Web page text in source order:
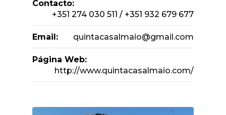
Contacto:
+351 274 030 511 / +351 932 679 677
Email: quintacasalmaio@gmail.com
Página Web:
http://www.quintacasalmaio.com/